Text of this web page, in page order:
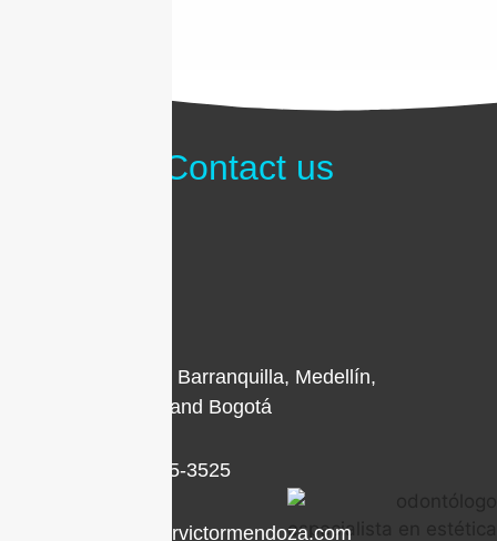
Contact us
Locations in Barranquilla, Medellín,
Cartagena, and Bogotá
+1 (786) 205-3525
contacto@drvictormendoza.com